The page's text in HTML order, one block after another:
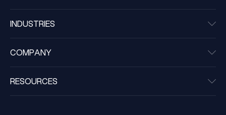
INDUSTRIES
COMPANY
RESOURCES